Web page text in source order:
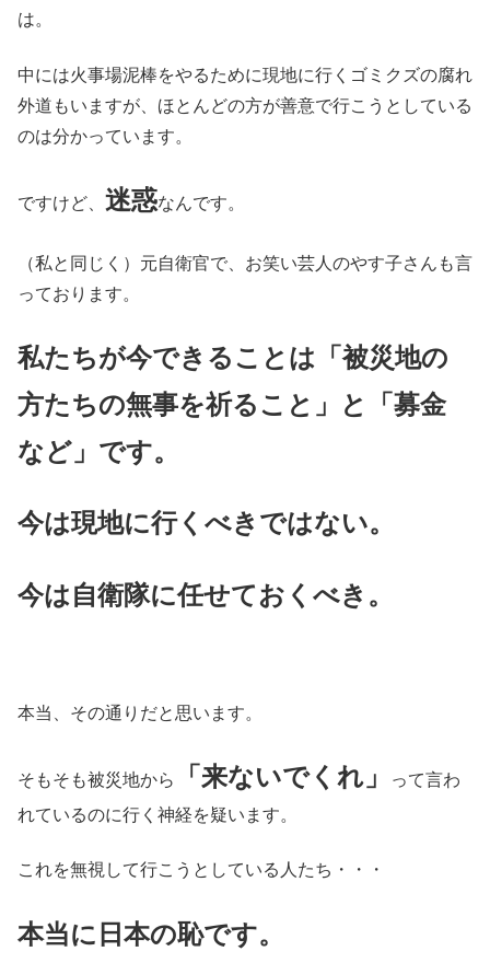
は。
中には火事場泥棒をやるために現地に行くゴミクズの腐れ
外道もいますが、ほとんどの方が善意で行こうとしている
のは分かっています。
ですけど、 迷惑なんです。
（私と同じく）元自衛官で、お笑い芸人のやす子さんも言
っております。
私たちが今できることは「被災地の
方たちの無事を祈ること」と「募金
など」です。
今は現地に行くべきではない。
今は自衛隊に任せておくべき。
本当、その通りだと思います。
そもそも被災地から 「来ないでくれ」
って言わ
れているのに行く神経を疑います。
これを無視して行こうとしている人たち・・・
本当に日本の恥です。